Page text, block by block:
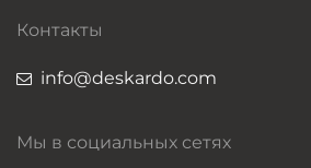
Контакты
info@deskardo.com
Мы в социальных сетях